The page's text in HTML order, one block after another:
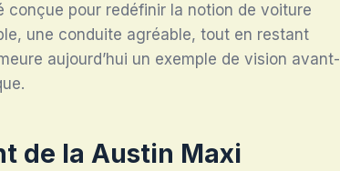
pour redéfinir la notion de voiture
une conduite agréable, tout en restant
aujourd’hui un exemple de vision avant-
de la Austin Maxi